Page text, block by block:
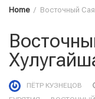
Home Восточный
ПЁТР КУЗНЕЦОВ